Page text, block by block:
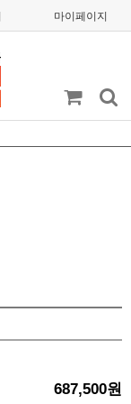
마이페이지
687,500원